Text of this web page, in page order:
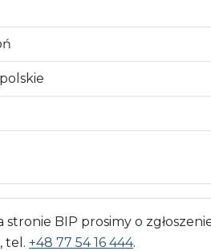
BIP prosimy o
, tel. +48 77 54 16 444.